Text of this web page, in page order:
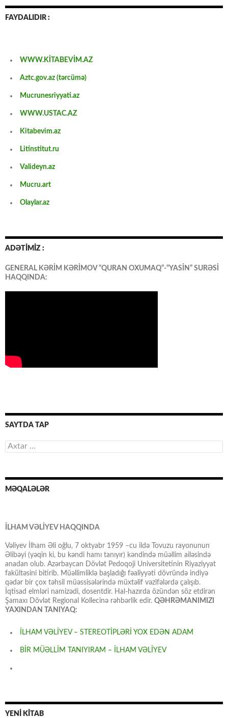
FAYDALIDIR :
WWW.KİTABEVİM.AZ
Aztc.gov.az (tərcümə)
Mucrunesriyyati.az
WWW.USTAC.AZ
Kitabevim.az
Litinstitut.ru
Valideyn.az
Mucru.art
Olaylar.az
ADƏTİMİZ :
GENERAL KƏRİM KƏRİMOV “QURAN OXUMAQ”-“YASİN” SURƏSİ
HAQQINDA:
SAYTDA TAP
Axtarış:
MƏQALƏLƏR
İLHAM VƏLİYEV HAQQINDA
Vəliyev İlham Əli oğlu, 7 oktyabr 1959 –cu ildə Tovuzu rayonunun
Əlibəyi (yəqin ki, bu kəndi hamı tanıyır) kəndində müəllim ailəsində
anadan olub. Azərbaycan Dövlət Pedoqoji Universitetinin Riyaziyyat
fakültəsini bitirib. Müəllimliklə başladığı fəaliyyəti dövründə indiyə
qədər bir çox təhsil müəssisələrində müxtəlif vəzifələrdə çalışıb.
İqtisad elmləri namizədi, dosentdir. Hal-hazırda özündən söz etdirən
Şamaxı Dövlət Regional Kollecinə rəhbərlik edir. QƏHRƏMANIMIZI
YAXINDAN TANIYAQ:
İLHAM VƏLİYEV – STEREOTİPLƏRİ YOX EDƏN ADAM
BİR MÜƏLLİM TANIYIRAM – İLHAM VƏLİYEV
YENİ KİTAB